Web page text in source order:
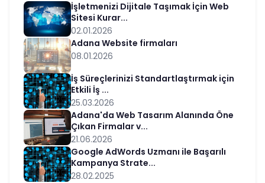
İşletmenizi Dijitale Taşımak İçin Web
Sitesi Kurar...
02.01.2026
Adana Website firmaları
08.01.2026
İş Süreçlerinizi Standartlaştırmak için
Etkili İş ...
25.03.2026
Adana'da Web Tasarım Alanında Öne
Çıkan Firmalar v...
21.06.2026
Google AdWords Uzmanı ile Başarılı
Kampanya Strate...
28.02.2025